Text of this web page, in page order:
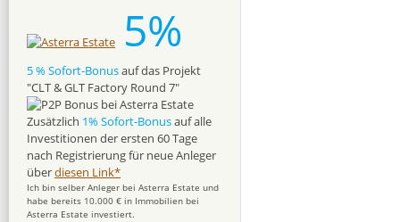
5%
5 % Sofort-Bonusauf das Projekt
"CLT & GLT Factory Round 7"
Zusätzlich 1% Sofort-Bonusauf alle
Investitionen der ersten 60 Tage
nach Registrierung für neue Anleger
überdiesen Link*
Ich bin selber Anleger bei Asterra Estate und
habe bereits 10.000 € in Immobilien bei
Asterra Estate investiert.